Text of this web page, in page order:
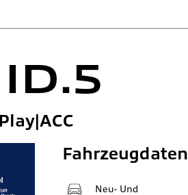
ID.5
Fahrzeugdaten
Neu- Und